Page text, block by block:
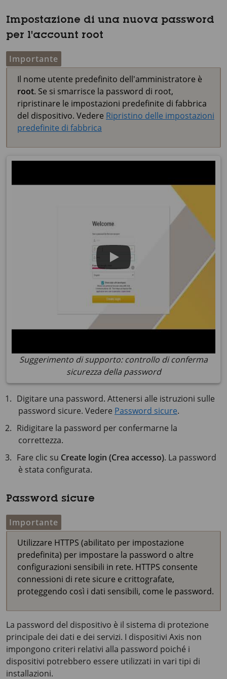
Impostazione di una nuova password
per l'account root
Importante
Il nome utente predefinito dell'amministratore è
root. Se si smarrisce la password di root,
ripristinare le impostazioni predefinite di fabbrica
del dispositivo. Vedere Ripristino delle impostazioni
predefinite di fabbrica
Suggerimento di supporto: controllo di conferma
sicurezza della password
Digitare una password. Attenersi alle istruzioni sulle
password sicure. Vedere Password sicure.
Ridigitare la password per confermarne la
correttezza.
Fare clic su Create login (Crea accesso). La password
è stata configurata.
Password sicure
Importante
Utilizzare HTTPS (abilitato per impostazione
predefinita) per impostare la password o altre
configurazioni sensibili in rete. HTTPS consente
connessioni di rete sicure e crittografate,
proteggendo così i dati sensibili, come le password.
La password del dispositivo è il sistema di protezione
principale dei dati e dei servizi. I dispositivi Axis non
impongono criteri relativi alla password poiché i
dispositivi potrebbero essere utilizzati in vari tipi di
installazioni.